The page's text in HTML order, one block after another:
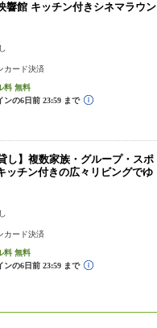
響館 キッチン付きシネマラウン
カード決済
し】複数家族・グループ・スポ
ッチン付きの広々リビングでゆ
カード決済